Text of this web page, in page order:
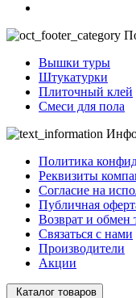
Вышки туры
Штукатурки
Плиточный клей
Смеси для пола
Политика
Реквизиты
Согласие на
Публичная
Возврат и обмен
Связаться с нами
Производители
Акции
Каталог товаров